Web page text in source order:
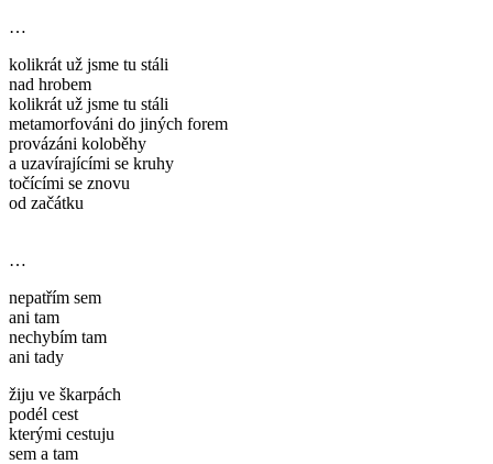
…
kolikrát už jsme tu stáli
nad hrobem
kolikrát už jsme tu stáli
metamorfováni do jiných forem
provázáni koloběhy
a uzavírajícími se kruhy
točícími se znovu
od začátku
…
nepatřím sem
ani tam
nechybím tam
ani tady
žiju ve škarpách
podél cest
kterými cestuju
sem a tam